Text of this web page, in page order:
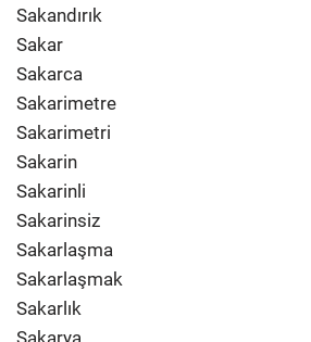
Sakandırık
Sakar
Sakarca
Sakarimetre
Sakarimetri
Sakarin
Sakarinli
Sakarinsiz
Sakarlaşma
Sakarlaşmak
Sakarlık
Sakarya